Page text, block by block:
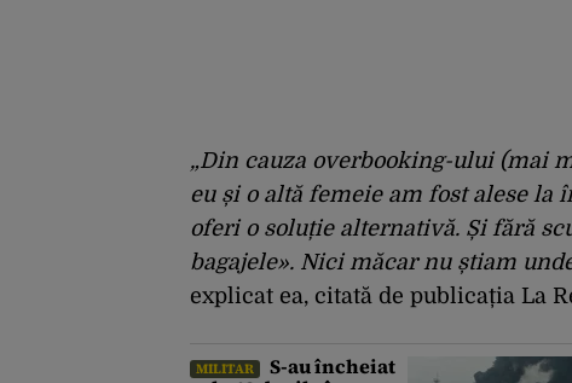
„Din cauza overbooking-ului (mai
eu și o altă femeie am fost alese la
oferi o soluție alternativă. Și fără
bagajele». Nici măcar nu știam
explicat ea, citată de publicația La
MILITAR
S-au încheiat